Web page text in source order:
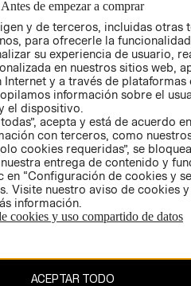
AVISO DE
PRIVACIDAD
GIFT CARD
AVISO DE
COOKIES
Antes de empezar a comprar
y de terceros, incluidas otras
para ofrecerle la
su experiencia de usuario,
en nuestros sitios web,
y a través de plataformas
información sobre el
el dispositivo.
acepta y está de acuerdo
con terceros, como
cookies requeridas”, se
entrega de contenido y
en “Configuración de cookies y
Visite nuestro aviso de cookies
información.
cookies y uso compartido de datos
ACEPTAR TODO